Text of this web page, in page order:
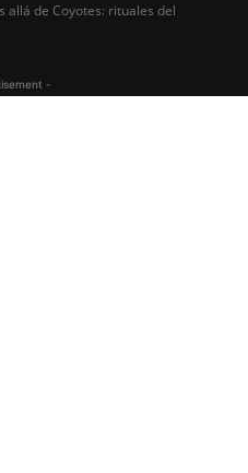
allá de Coyotes: rituales del
-